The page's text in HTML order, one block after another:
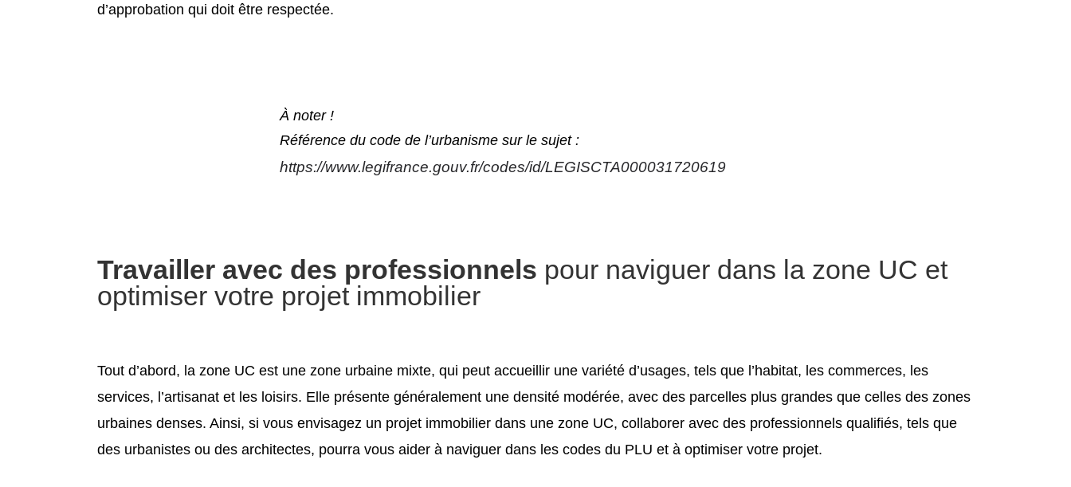
d’approbation qui doit être respectée.
À noter !
Référence du code de l’urbanisme sur le sujet :
https://www.legifrance.gouv.fr/codes/id/LEGISCTA000031720619
Travailler avec des professionnels pour naviguer dans la zone UC et
optimiser votre projet immobilier
Tout d’abord, la zone UC est une zone urbaine mixte, qui peut accueillir une variété d’usages, tels que l’habitat, les commerces, les
services, l’artisanat et les loisirs. Elle présente généralement une densité modérée, avec des parcelles plus grandes que celles des zones
urbaines denses. Ainsi, si vous envisagez un projet immobilier dans une zone UC, collaborer avec des professionnels qualifiés, tels que
des urbanistes ou des architectes, pourra vous aider à naviguer dans les codes du PLU et à optimiser votre projet.